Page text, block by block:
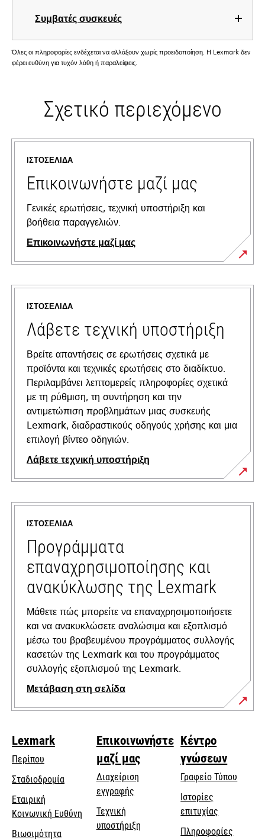
Συμβατές συσκευές
Όλες οι πληροφορίες ενδέχεται να αλλάξουν χωρίς προειδοποίηση. Η Lexmark δεν
φέρει ευθύνη για τυχόν λάθη ή παραλείψεις.
Σχετικό περιεχόμενο
ΙΣΤΟΣΕΛΊΔΑ
Επικοινωνήστε μαζί μας
Γενικές ερωτήσεις, τεχνική υποστήριξη και
βοήθεια παραγγελιών.
Επικοινωνήστε μαζί μας
ΙΣΤΟΣΕΛΊΔΑ
Λάβετε τεχνική υποστήριξη
Βρείτε απαντήσεις σε ερωτήσεις σχετικά με
προϊόντα και τεχνικές ερωτήσεις στο διαδίκτυο.
Περιλαμβάνει λεπτομερείς πληροφορίες σχετικά
με τη ρύθμιση, τη συντήρηση και την
αντιμετώπιση προβλημάτων μιας συσκευής
Lexmark, διαδραστικούς οδηγούς χρήσης και μια
επιλογή βίντεο οδηγιών.
Λάβετε τεχνική υποστήριξη
opens
in
new
tab
ΙΣΤΟΣΕΛΊΔΑ
Προγράμματα
επαναχρησιμοποίησης και
ανακύκλωσης της Lexmark
Μάθετε πώς μπορείτε να επαναχρησιμοποιήσετε
και να ανακυκλώσετε αναλώσιμα και εξοπλισμό
μέσω του βραβευμένου προγράμματος συλλογής
κασετών της Lexmark και του προγράμματος
συλλογής εξοπλισμού της Lexmark.
Μετάβαση στη σελίδα
Lexmark
Περίπου
Σταδιοδρομία
Εταιρική
Κοινωνική Ευθύνη opens
Βιωσιμότητα
Επικοινωνήστε
μαζί μας
Διαχείριση
εγγραφής
Τεχνική
υποστήριξηopens
Κέντρο
γνώσεων
Γραφείο Τύπου
Ιστορίες
επιτυχίας
Πληροφορίες